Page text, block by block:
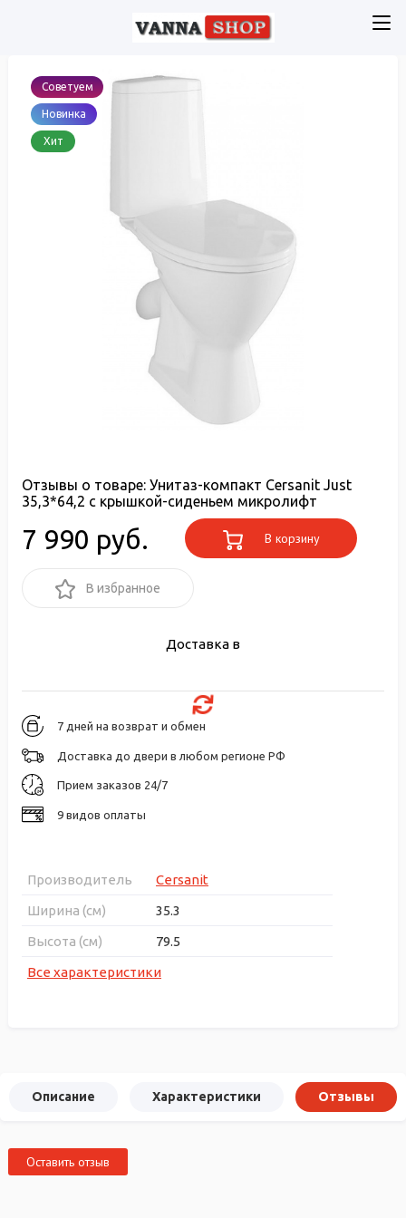
Советуем
Новинка
Хит
Отзывы о товаре: Унитаз-компакт Cersanit Just
35,3*64,2 с крышкой-сиденьем микролифт
7 990 руб. В корзину
В избранное
Доставка в
7 дней на возврат и обмен
Доставка до двери в любом регионе РФ
Прием заказов 24/7
9 видов оплаты
Производитель
Cersanit
Ширина (см)
35.3
Высота (см)
79.5
Все характеристики
Описание Характеристики Отзывы
Оставить отзыв